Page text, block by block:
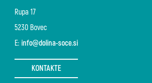
Rupa 17
5230 Bovec
E: info@dolina-soce.si
KONTAKTE